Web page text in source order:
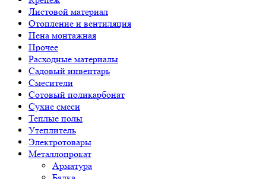
Листовой материал
Отопление и вентиляция
Пена монтажная
Прочее
Расходные материалы
Садовый инвентарь
Смесители
Сотовый поликарбонат
Сухие смеси
Теплые полы
Утеплитель
Электротовары
Металлопрокат
Арматура